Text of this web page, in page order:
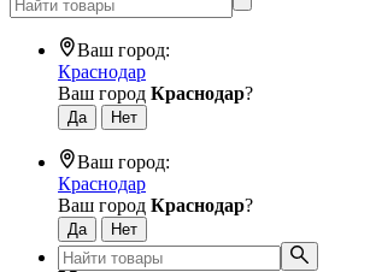
Ваш город:
Краснодар
Ваш город Краснодар?
Ваш город:
Краснодар
Ваш город Краснодар?